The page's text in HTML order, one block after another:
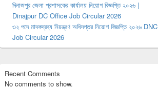
দিনাজপুর জেলা প্রশাসকের কার্যালয় নিয়োগ বিজ্ঞপ্তি ২০২৬ |
Dinajpur DC Office Job Circular 2026
৩২ পদে মাদকদ্রব্য নিয়ন্ত্রণ অধিদপ্তর নিয়োগ বিজ্ঞপ্তি ২০২৬ DNC
Job Circular 2026
Recent Comments
No comments to show.